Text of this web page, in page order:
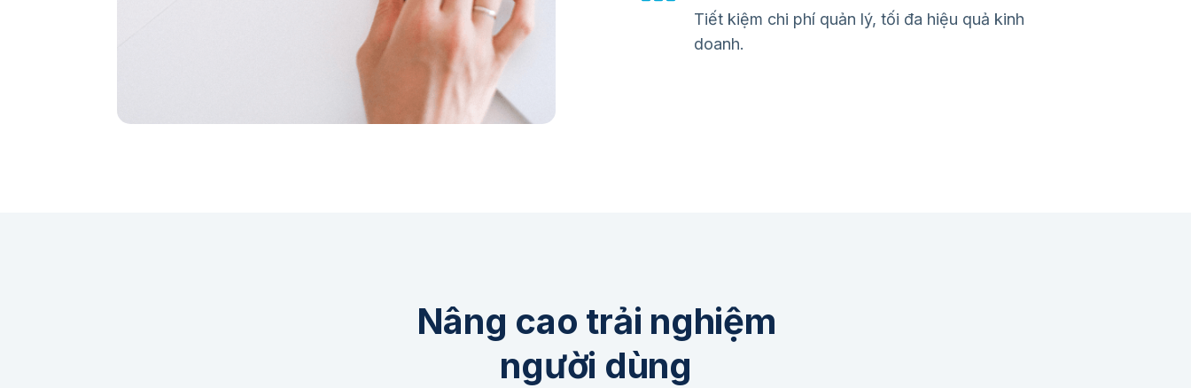
Tiết kiệm chi phí quản lý, tối đa hiệu quả kinh
doanh.
Nâng cao trải nghiệm
người dùng